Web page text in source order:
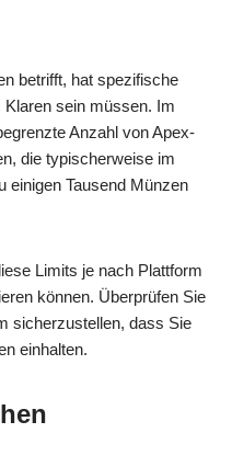
betrifft, hat spezifische
sein müssen. Im
Anzahl von Apex-
die typischerweise im
einigen Tausend Münzen
Limits je nach Plattform
können. Überprüfen Sie
sicherzustellen, dass Sie
einhalten.